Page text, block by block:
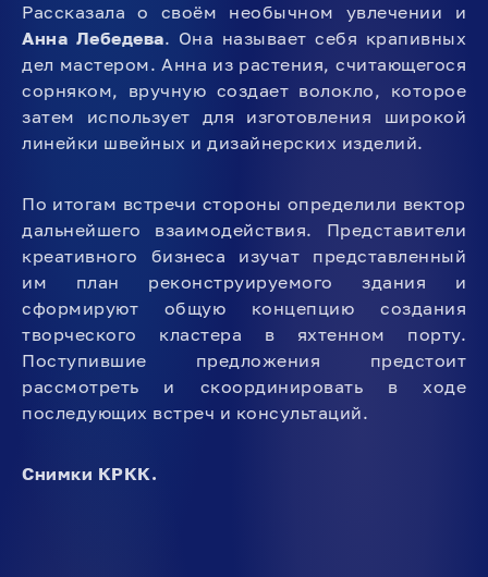
Рассказала о своём необычном увлечении и
Анна Лебедева. Она называет себя крапивных
дел мастером. Анна из растения, считающегося
сорняком, вручную создает волокло, которое
затем использует для изготовления широкой
линейки швейных и дизайнерских изделий.
По итогам встречи стороны определили вектор
дальнейшего взаимодействия. Представители
креативного бизнеса изучат представленный
им план реконструируемого здания и
сформируют общую концепцию создания
творческого кластера в яхтенном порту.
Поступившие предложения предстоит
рассмотреть и скоординировать в ходе
последующих встреч и консультаций.
Снимки КРКК.